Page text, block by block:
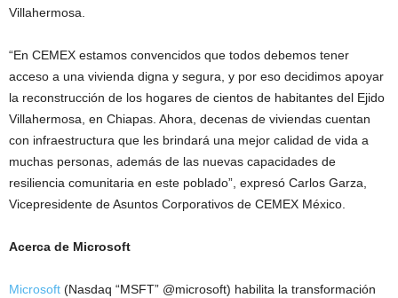
Villahermosa.
“En CEMEX estamos convencidos que todos debemos tener
acceso a una vivienda digna y segura, y por eso decidimos apoyar
la reconstrucción de los hogares de cientos de habitantes del Ejido
Villahermosa, en Chiapas. Ahora, decenas de viviendas cuentan
con infraestructura que les brindará una mejor calidad de vida a
muchas personas, además de las nuevas capacidades de
resiliencia comunitaria en este poblado”, expresó Carlos Garza,
Vicepresidente de Asuntos Corporativos de CEMEX México.
Acerca de Microsoft
Microsoft (Nasdaq “MSFT” @microsoft) habilita la transformación